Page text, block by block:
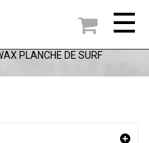
PLANCHE DE SURF
